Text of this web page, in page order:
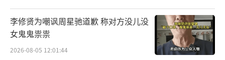
李修贤为嘲讽周星驰道歉 称对方没儿没
女鬼鬼祟祟
2026-08-05 12:01:44